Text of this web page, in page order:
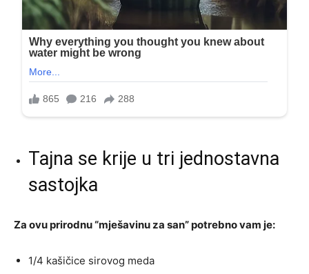
Tajna se krije u tri jednostavna
sastojka
Za ovu prirodnu “mješavinu za san” potrebno vam je:
1/4 kašičice sirovog meda